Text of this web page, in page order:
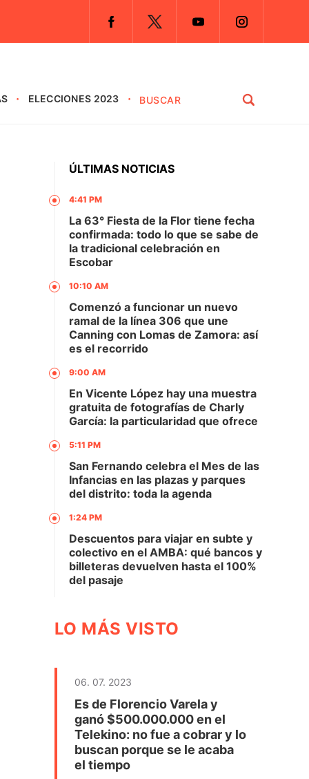
ELECCIONES 2023
ÚLTIMAS NOTICIAS
4:41 PM
La 63° Fiesta de la Flor tiene fecha
confirmada: todo lo que se sabe de
la tradicional celebración en
Escobar
10:10 AM
Comenzó a funcionar un nuevo
ramal de la línea 306 que une
Canning con Lomas de Zamora: así
es el recorrido
9:00 AM
En Vicente López hay una muestra
gratuita de fotografías de Charly
García: la particularidad que ofrece
5:11 PM
San Fernando celebra el Mes de las
Infancias en las plazas y parques
del distrito: toda la agenda
1:24 PM
Descuentos para viajar en subte y
colectivo en el AMBA: qué bancos y
billeteras devuelven hasta el 100%
del pasaje
LO MÁS VISTO
06. 07. 2023
Es de Florencio Varela y
ganó $500.000.000 en el
Telekino: no fue a cobrar y lo
buscan porque se le acaba
el tiempo